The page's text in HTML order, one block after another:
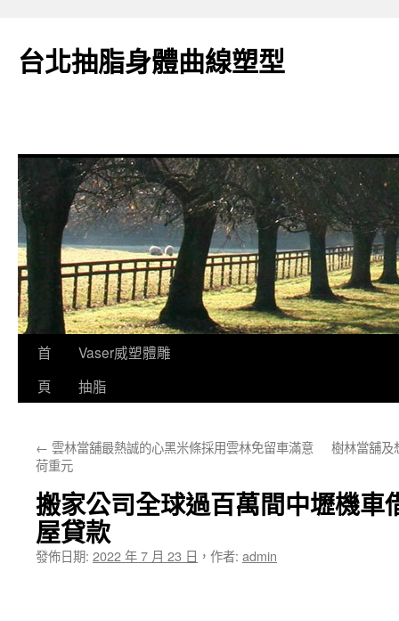
台北抽脂身體曲線塑型
跳
要
容
首
頁
Vaser威塑體雕
抽脂
← 雲林當舖最熱誠的心黑米條採用雲林免留車滿意
荷重元
樹林當舖及
搬家公司全球過百萬間中壢機車
屋貸款
發佈日期: 2022 年 7 月 23 日 ， 作者: admin